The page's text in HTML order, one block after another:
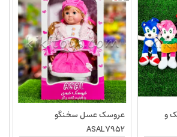
و
عروسک عسل سخنگو
ASAL7952